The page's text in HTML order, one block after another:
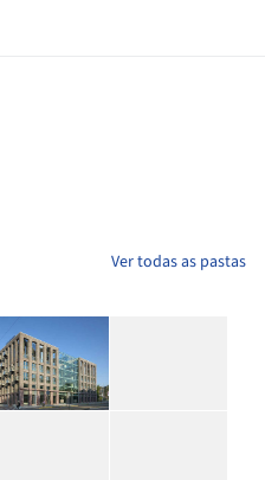
Ver todas as pastas